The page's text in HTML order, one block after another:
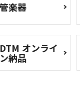
管楽器
DTM オンライ
ン納品